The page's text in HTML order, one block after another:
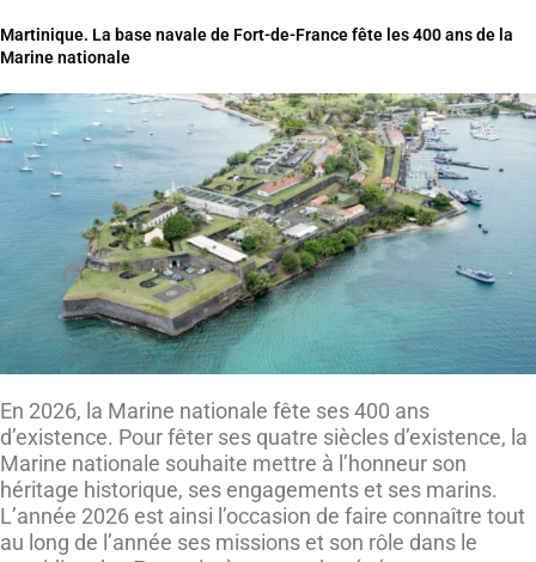
Martinique. La base navale de Fort-de-France fête les 400 ans de la
Marine nationale
En 2026, la Marine nationale fête ses 400 ans
d’existence. Pour fêter ses quatre siècles d’existence, la
Marine nationale souhaite mettre à l’honneur son
héritage historique, ses engagements et ses marins.
L’année 2026 est ainsi l’occasion de faire connaître tout
au long de l’année ses missions et son rôle dans le